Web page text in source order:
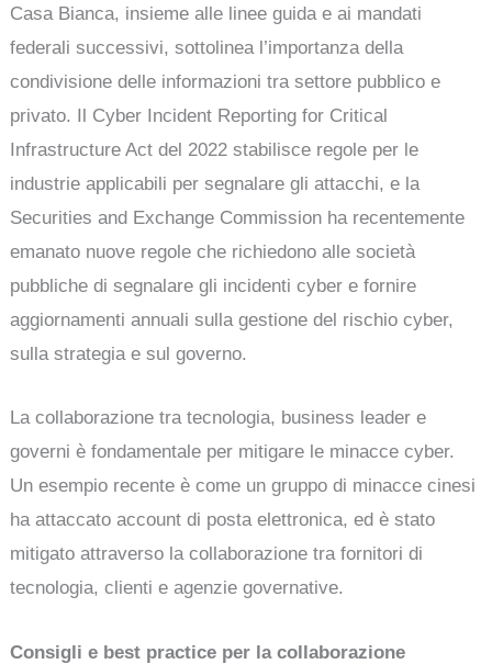
Casa Bianca, insieme alle linee guida e ai mandati
federali successivi, sottolinea l’importanza della
condivisione delle informazioni tra settore pubblico e
privato. Il Cyber Incident Reporting for Critical
Infrastructure Act del 2022 stabilisce regole per le
industrie applicabili per segnalare gli attacchi, e la
Securities and Exchange Commission ha recentemente
emanato nuove regole che richiedono alle società
pubbliche di segnalare gli incidenti cyber e fornire
aggiornamenti annuali sulla gestione del rischio cyber,
sulla strategia e sul governo.
La collaborazione tra tecnologia, business leader e
governi è fondamentale per mitigare le minacce cyber.
Un esempio recente è come un gruppo di minacce cinesi
ha attaccato account di posta elettronica, ed è stato
mitigato attraverso la collaborazione tra fornitori di
tecnologia, clienti e agenzie governative.
Consigli e best practice per la collaborazione